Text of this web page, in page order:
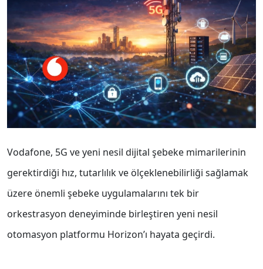
Vodafone, 5G ve yeni nesil dijital şebeke mimarilerinin
gerektirdiği hız, tutarlılık ve ölçeklenebilirliği sağlamak
üzere önemli şebeke uygulamalarını tek bir
orkestrasyon deneyiminde birleştiren yeni nesil
otomasyon platformu Horizon’ı hayata geçirdi.